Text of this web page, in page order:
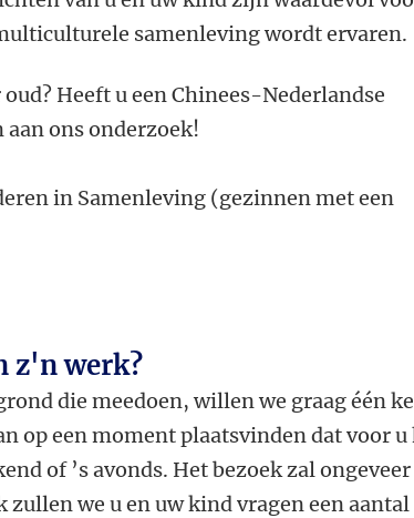
samenleving wordt ervaren.
Heeft u een Chinees-Nederlandse
ons onderzoek!
in Samenleving (gezinnen met een
z'n werk?
die meedoen, willen we graag één
op een moment plaatsvinden dat voor u
of ’s avonds. Het bezoek zal ongeveer
we u en uw kind vragen een aantal